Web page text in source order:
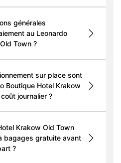
générales
au Leonardo
Town ?
sur place sont
Boutique Hotel Krakow
journalier ?
Krakow Old Town
bagages gratuite avant
?